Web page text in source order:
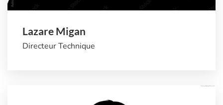
Lazare Migan
Directeur Technique